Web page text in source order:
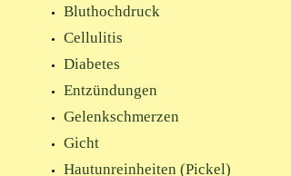
Bluthochdruck
Cellulitis
Diabetes
Entzündungen
Gelenkschmerzen
Gicht
Hautunreinheiten (Pickel)